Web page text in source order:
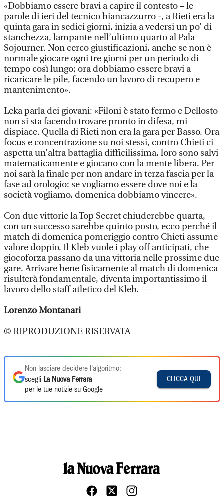
«Dobbiamo essere bravi a capire il contesto – le
parole di ieri del tecnico biancazzurro -, a Rieti era la
quinta gara in sedici giorni, inizia a vedersi un po’ di
stanchezza, lampante nell’ultimo quarto al Pala
Sojourner. Non cerco giustificazioni, anche se non è
normale giocare ogni tre giorni per un periodo di
tempo così lungo; ora dobbiamo essere bravi a
ricaricare le pile, facendo un lavoro di recupero e
mantenimento».
Leka parla dei giovani: «Filoni è stato fermo e Dellosto
non si sta facendo trovare pronto in difesa, mi
dispiace. Quella di Rieti non era la gara per Basso. Ora
focus e concentrazione su noi stessi, contro Chieti ci
aspetta un’altra battaglia difficilissima, loro sono salvi
matematicamente e giocano con la mente libera. Per
noi sarà la finale per non andare in terza fascia per la
fase ad orologio: se vogliamo essere dove noi e la
società vogliamo, domenica dobbiamo vincere».
Con due vittorie la Top Secret chiuderebbe quarta,
con un successo sarebbe quinto posto, ecco perché il
match di domenica pomeriggio contro Chieti assume
valore doppio. Il Kleb vuole i play off anticipati, che
giocoforza passano da una vittoria nelle prossime due
gare. Arrivare bene fisicamente al match di domenica
risulterà fondamentale, diventa importantissimo il
lavoro dello staff atletico del Kleb. —
Lorenzo Montanari
© RIPRODUZIONE RISERVATA
Non lasciare decidere l'algoritmo:
scegli La Nuova Ferrara
per le tue notizie su Google
CLICCA QUI